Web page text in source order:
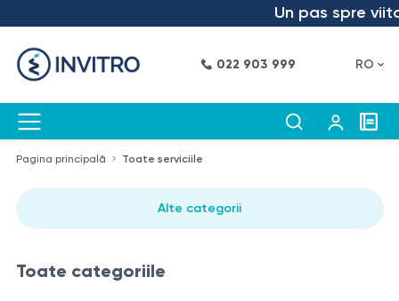
Un pas spre
022 903 999 RO
Pagina principală Toate serviciile
Alte categorii
Toate categoriile